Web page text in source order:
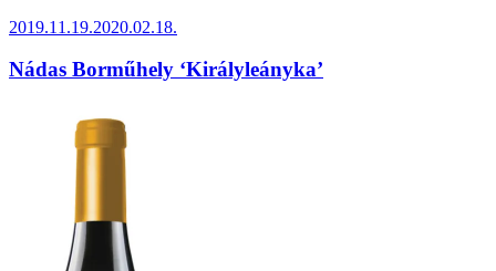
Beküldve:
2019.11.19.2020.02.18.
Nádas Borműhely ‘Királyleányka’